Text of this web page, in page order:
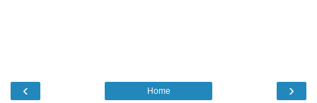
‹ ›
Home